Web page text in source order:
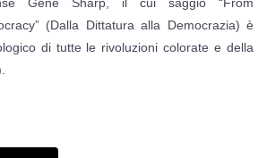
(Dalla Dittatura alla Democrazia) è
di tutte le rivoluzioni colorate e della